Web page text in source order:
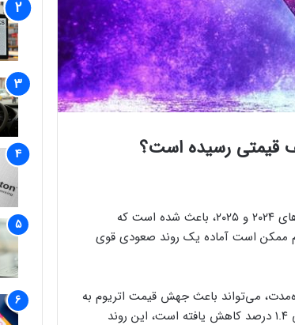
قیمتی رسیده است؟
ثبات قیمت اتریوم در هفته‌های گذشته، همراه با عملکرد ضعیف آن در سال‌های ۲۰۲۴ و ۲۰۲۵، باعث شده است که
ممکن است آماده یک روند صعودی قوی
می‌تواند باعث جهش قیمت اتریوم به
۵,۰۰۰ دلار در فوریه ۲۰۲۵ شود. اگرچه در سال ۲۰۲۴، قیمت اتریوم حدود منفی ۱.۴ درصد کاهش یافته است، این روند